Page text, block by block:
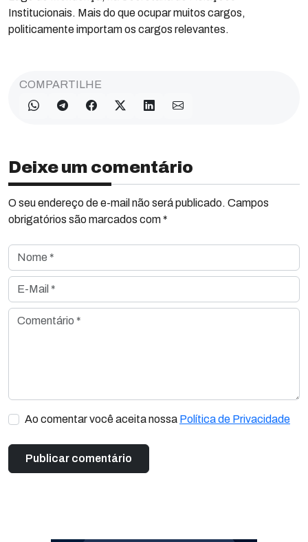
Institucionais. Mais do que ocupar muitos cargos,
politicamente importam os cargos relevantes.
COMPARTILHE
Deixe um comentário
O seu endereço de e-mail não será publicado. Campos
obrigatórios são marcados com *
Nome *
E-Mail *
Comentário *
Ao comentar você aceita nossa Política de Privacidade